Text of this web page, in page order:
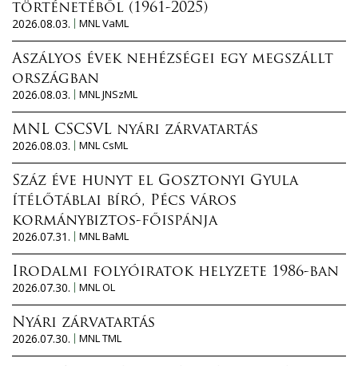
történetéből (1961-2025)
2026.08.03.
MNL VaML
Aszályos évek nehézségei egy megszállt
országban
2026.08.03.
MNL JNSzML
MNL CSCSVL nyári zárvatartás
2026.08.03.
MNL CsML
Száz éve hunyt el Gosztonyi Gyula
ítélőtáblai bíró, Pécs város
kormánybiztos-főispánja
2026.07.31.
MNL BaML
Irodalmi folyóiratok helyzete 1986-ban
2026.07.30.
MNL OL
Nyári zárvatartás
2026.07.30.
MNL TML